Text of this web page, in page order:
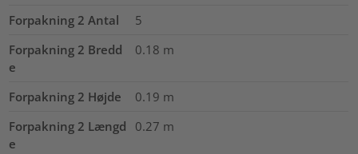
Forpakning 2 Antal
5
Forpakning 2 Bredd
e
0.18 m
Forpakning 2 Højde 0.19 m
Forpakning 2 Længd
e
0.27 m